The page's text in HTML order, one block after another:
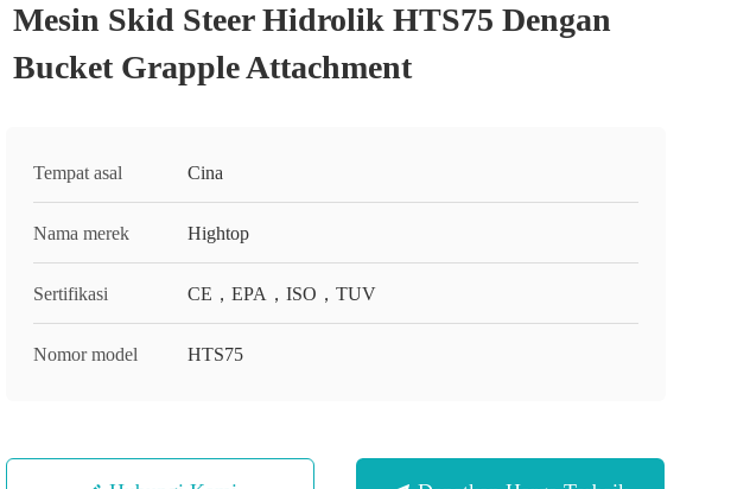
Mesin Skid Steer Hidrolik HTS75 Dengan
Bucket Grapple Attachment
Tempat asal Cina
Nama merek Hightop
Sertifikasi CE，EPA，ISO，TUV
Nomor model HTS75